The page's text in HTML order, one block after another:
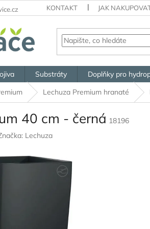
KONTAKT JAK
Substráty Doplňky pro
Lechuza Premium hranaté
40 cm - černá 18196
Lechuza